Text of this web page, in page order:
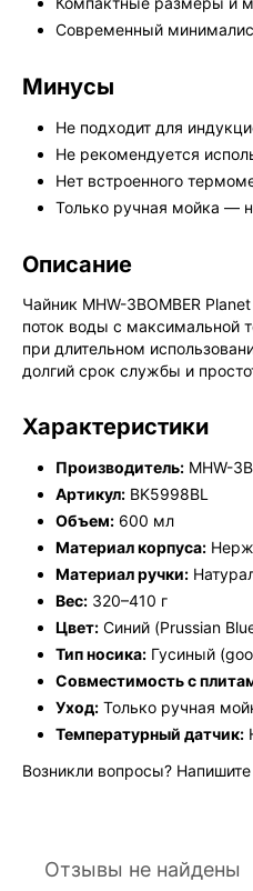
Современный
Минусы
Не подходит для
Не рекомендуется
Нет встроенного
Только ручная мойка —
Описание
Чайник MHW-3BOMBER
поток воды с максимальной
при длительном
долгий срок службы и
Характеристики
Производитель: MHW-
Артикул: BK5998BL
Объем: 600 мл
Материал корпуса:
Материал ручки:
Вес: 320–410 г
Цвет: Синий (Prussian
Тип носика: Гусиный
Совместимость с
Уход: Только ручная
Температурный датчик:
Возникли вопросы?
Отзывы не найдены